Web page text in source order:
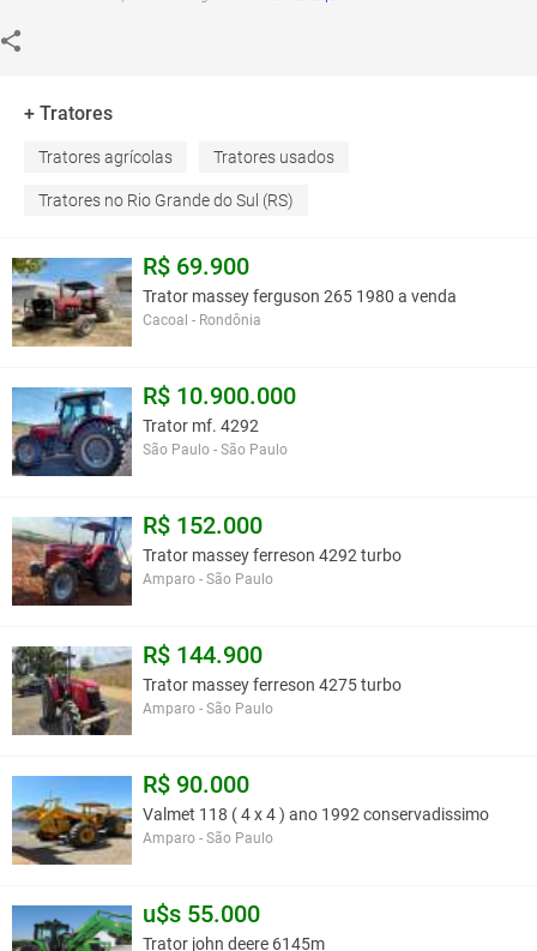
+ Tratores
Tratores agrícolas Tratores usados
Tratores no Rio Grande do Sul (RS)
R$ 69.900
Trator massey ferguson 265 1980 a venda
Cacoal - Rondônia
R$ 10.900.000
Trator mf. 4292
São Paulo - São Paulo
R$ 152.000
Trator massey ferreson 4292 turbo
Amparo - São Paulo
R$ 144.900
Trator massey ferreson 4275 turbo
Amparo - São Paulo
R$ 90.000
Valmet 118 ( 4 x 4 ) ano 1992 conservadissimo
Amparo - São Paulo
u$s 55.000
Trator john deere 6145m